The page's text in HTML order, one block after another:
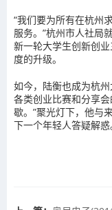
“我们要为所有在杭州
服务。”杭州市人社局
新一轮大学生创新创
度的升级。
如今，陆衡也成为杭
各类创业比赛和分享会
歇。”聚光灯下，他与
下一个年轻人答疑解惑